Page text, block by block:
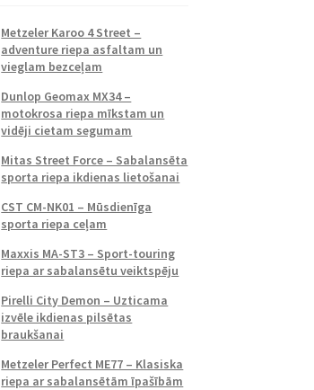
Metzeler Karoo 4 Street –
adventure riepa asfaltam un
vieglam bezceļam
Dunlop Geomax MX34 –
motokrosa riepa mīkstam un
vidēji cietam segumam
Mitas Street Force – Sabalansēta
sporta riepa ikdienas lietošanai
CST CM-NK01 – Mūsdienīga
sporta riepa ceļam
Maxxis MA-ST3 – Sport-touring
riepa ar sabalansētu veiktspēju
Pirelli City Demon – Uzticama
izvēle ikdienas pilsētas
braukšanai
Metzeler Perfect ME77 – Klasiska
riepa ar sabalansētām īpašībām